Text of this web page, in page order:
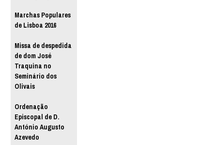
Marchas Populares
de Lisboa 2016
Missa de despedida
de dom José
Traquina no
Seminário dos
Olivais
Ordenação
Episcopal de D.
António Augusto
Azevedo